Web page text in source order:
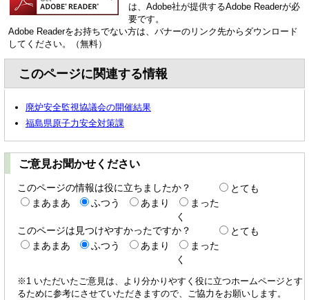
は、Adobe社が提供するAdobe Readerが必
要です。
Adobe Readerをお持ちでない方は、バナーのリンク先からダウンロード
してください。（無料）
このページに関連する情報
廃炉安全監視協議会の開催結果
福島県原子力安全対策課
ご意見お聞かせください
このページの情報は役に立ちましたか？
とても
まあまあ
ふつう あまり
まった
く
このページは見つけやすかったですか？
とても
まあまあ
ふつう あまり
まった
く
※1 いただいたご意見は、より分かりやすく役に立つホームページとす
るために参考にさせていただきますので、ご協力をお願いします。